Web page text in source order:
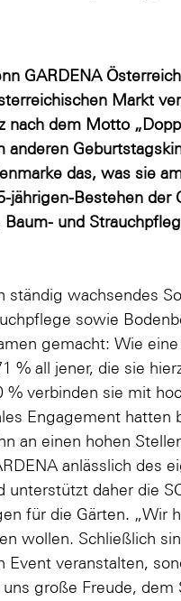
GARDENA
Markt
nach dem Motto
das, was sie
jährigen-Bestehen der
und
ständig wachsendes
sowie
gemacht: Wie
all jener, die sie
verbinden sie mit
Engagement hatten
an einen hohen
anlässlich des
daher die
für die Gärten. „Wir
wollen. Schließlich
veranstalten,
große Freude, dem